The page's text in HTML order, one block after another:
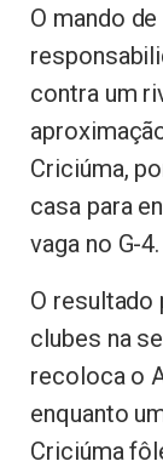
O mando
contra um
Criciúma,
casa para
vaga no G-4.
O resultado
clubes na
recoloca o
enquanto
Criciúma